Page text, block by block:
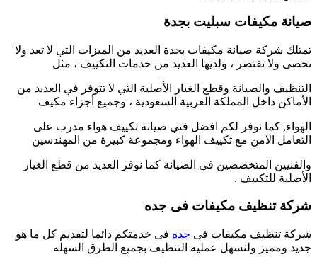
صيانة مكيفات سبليت بجدة
تمتلك شركة صيانة مكيفات بجدة العديد من الميزات التي لا تعد ولا
تحصى ولا تقتصر ، ولديها العديد من خدمات التكييف ، مثل
التنظيف والصيانة وقطع الغيار الأصلية التي لا تتوفر في العديد من
الأماكن داخل المملكة العربية السعودية ، وجميع أجزاء مكيف
الهواء, كما نوفر لكم افضل فني صيانة تكييف هواء مدرب على
التعامل الآمن مع تكييف الهواء ومجموعة كبيرة من المهندسين
والفنيين المتخصصين في الصيانة كما نوفر العديد من قطع الغيار
الأصلية للتكييف .
شركة تنظيف مكيفات فى جده
شركة تنظيف مكيفات فى جده فى خدمتكم دائما لتقديم كل ما هو
جديد ومميز ولنسهل عمليه التنظيف بجميع الطرق السهله